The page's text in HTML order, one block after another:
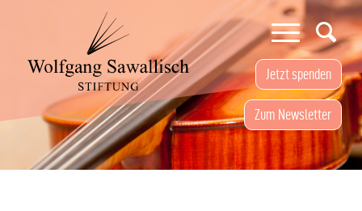
Zum Newsletter
Jetzt spenden